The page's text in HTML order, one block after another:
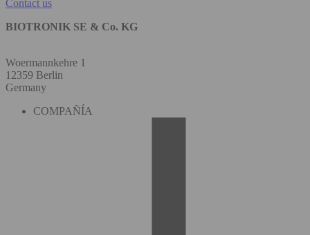
Contact us
BIOTRONIK SE & Co. KG
Woermannkehre 1
12359 Berlin
Germany
COMPAÑÍA